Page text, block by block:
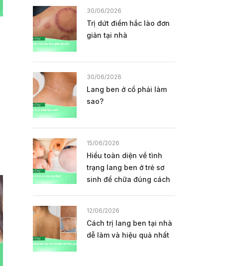
30/06/2026
Trị dứt điểm hắc lào đơn
giản tại nhà
30/06/2026
Lang ben ở cổ phải làm
sao?
15/06/2026
Hiểu toàn diện về tình
trạng lang ben ở trẻ sơ
sinh để chữa đúng cách
12/06/2026
Cách trị lang ben tại nhà
dễ làm và hiệu quả nhất